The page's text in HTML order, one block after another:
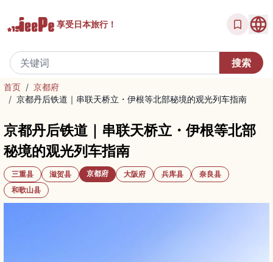
享受日本旅行！
首页 / 京都府
/ 京都丹后铁道｜串联天桥立・伊根等北部秘境的观光列车指南
京都丹后铁道｜串联天桥立・伊根等北部
秘境的观光列车指南
三重县 滋贺县 京都府 大阪府 兵库县
奈良县
和歌山县